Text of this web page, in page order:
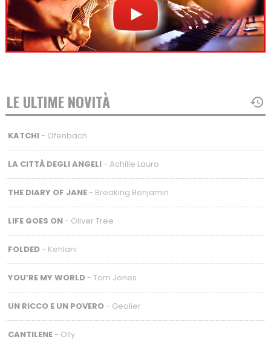
LE ULTIME NOVITÀ
KATCHI- Ofenbach
LA CITTÀ DEGLI ANGELI- Achille Lauro
THE DIARY OF JANE- Breaking Benjamin
LIFE GOES ON- Oliver Tree
FOLDED- Kehlani
YOU’RE MY WORLD- Tom Jones
UN RICCO E UN POVERO- Geolier
CANTILENE- Olly